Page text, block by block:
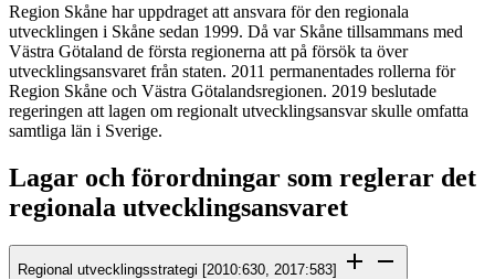
Region Skåne har uppdraget att ansvara för den regionala
utvecklingen i Skåne sedan 1999. Då var Skåne tillsammans med
Västra Götaland de första regionerna att på försök ta över
utvecklingsansvaret från staten. 2011 permanentades rollerna för
Region Skåne och Västra Götalandsregionen. 2019 beslutade
regeringen att lagen om regionalt utvecklingsansvar skulle omfatta
samtliga län i Sverige.
Lagar och förordningar som reglerar det
regionala utvecklingsansvaret
Regional utvecklingsstrategi [2010:630, 2017:583]